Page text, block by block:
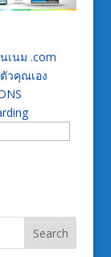
เนม .com
วคุณเอง